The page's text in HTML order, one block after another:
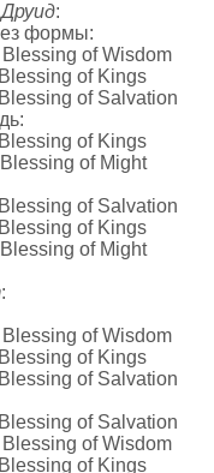
Друид:
формы:
Blessing of Wisdom
of Kings
of Salvation
of Kings
of Might
of Salvation
of Kings
of Might
:
Blessing of Wisdom
of Kings
of Salvation
of Salvation
Blessing of Wisdom
of Kings